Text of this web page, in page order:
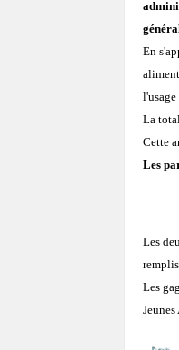
En
La
Cette
Les
Les
Les